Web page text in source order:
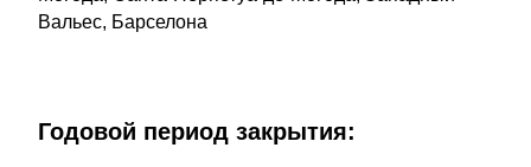
Вальес, Барселона
Годовой период закрытия: